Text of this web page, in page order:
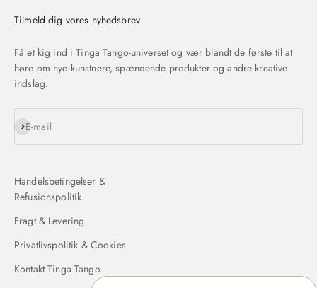
Tilmeld dig vores nyhedsbrev
Få et kig ind i Tinga Tango-universet og vær blandt de første til at
høre om nye kunstnere, spændende produkter og andre kreative
indslag.
E-mail
Abonnér
Handelsbetingelser &
Refusionspolitik
Fragt & Levering
Privatlivspolitik & Cookies
Kontakt Tinga Tango